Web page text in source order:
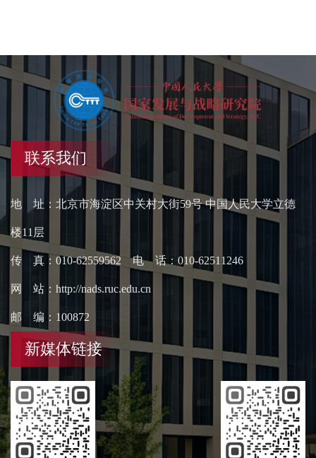
联系我们
地 址：北京市海淀区中关村大街59号 中国人民大学立德
楼11层
传 真：010-62559562 电 话：010-62511246
网 站：http://nads.ruc.edu.cn
邮 编：100872
新媒体链接